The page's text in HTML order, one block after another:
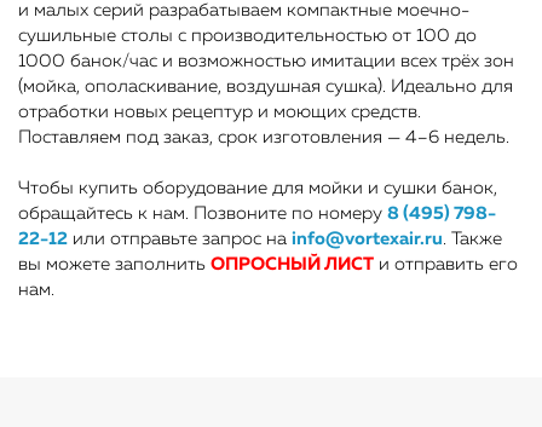
и малых серий разрабатываем компактные моечно-
сушильные столы с производительностью от 100 до
1000 банок/час и возможностью имитации всех трёх зон
(мойка, ополаскивание, воздушная сушка). Идеально для
отработки новых рецептур и моющих средств.
Поставляем под заказ, срок изготовления — 4–6 недель.
Чтобы купить оборудование для мойки и сушки банок,
обращайтесь к нам. Позвоните по номеру 8 (495) 798-
22-12 или отправьте запрос на info@vortexair.ru. Также
вы можете заполнить ОПРОСНЫЙ ЛИСТ и отправить его
нам.